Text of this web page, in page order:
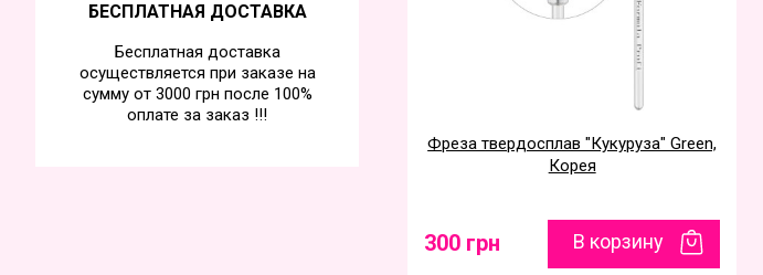
БЕСПЛАТНАЯ ДОСТАВКА
Бесплатная доставка
осуществляется при заказе на
сумму от 3000 грн после 100%
оплате за заказ !!!
Фреза твердосплав "Кукуруза" Green,
Корея
300 грн В корзину